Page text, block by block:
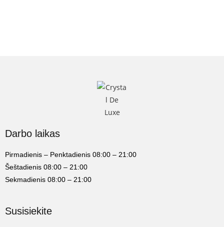
Darbo laikas
Pirmadienis – Penktadienis 08:00 – 21:00
Šeštadienis 08:00 – 21:00
Sekmadienis 08:00 – 21:00
Susisiekite